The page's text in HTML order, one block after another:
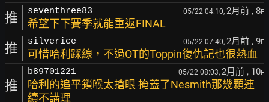
推 seventhree83 05/22 04:10, 2月前 , 8F
希望下下賽季就能重返FINAL
推 silverice 05/22 07:40, 2月前 , 9F
可惜哈利踩線，不過OT的Toppin復仇記也很熱血
推
b89701221 05/22 08:03, 2月前 , 10F
哈利的追平鎖喉太搶眼 掩蓋了Nesmith那幾顆連
續不講理